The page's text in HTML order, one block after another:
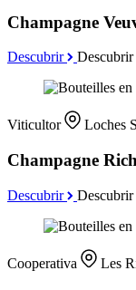
Champagne
Descubrir Descubrir
Viticultor Loches
Champagne
Descubrir Descubrir
Cooperativa Les